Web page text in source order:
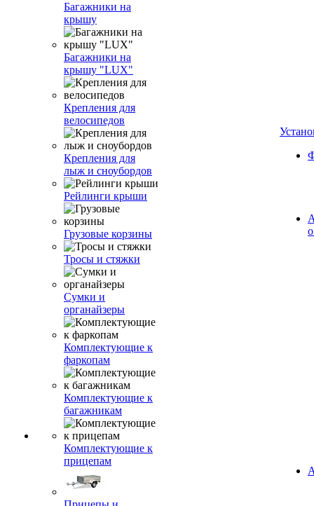
Багажники на
крышу
Багажники на
крышу "LUX"
Крепления для
велосипедов
Крепления для
лыж и сноубордов
Рейлинги крыши
Грузовые корзины
Тросы и стяжки
Сумки и
органайзеры
Комплектующие к
фаркопам
Комплектующие к
багажникам
Комплектующие к
прицепам